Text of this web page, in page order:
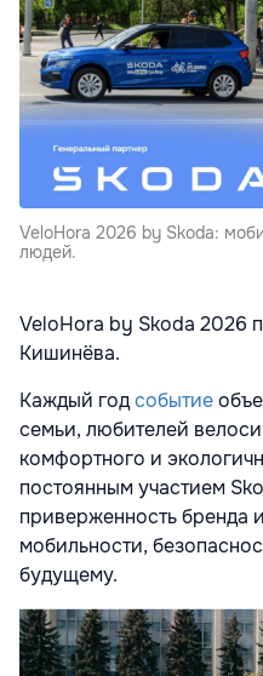
VeloHora 2026 by Skoda:
людей.
VeloHora by Skoda 2026
Кишинёва.
Каждый годсобытие
семьи, любителей
комфортного и
постоянным участием
приверженность бренда
мобильности,
будущему.